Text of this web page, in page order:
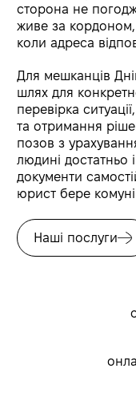
сторона не
живе за кордоном,
коли адреса
Для мешканців
шлях для
перевірка
та отримання
позов з
людині достатньо
документи
юрист бере
Наші послуги